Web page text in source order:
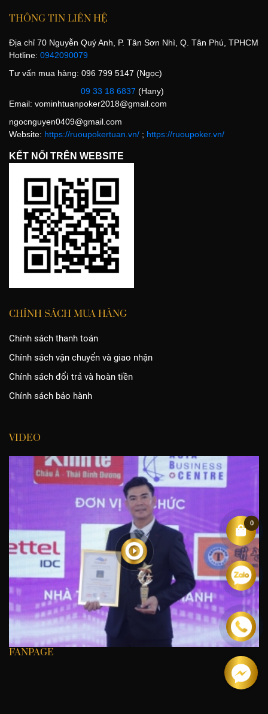
THÔNG TIN LIÊN HỆ
Địa chỉ 70 Nguyễn Quý Anh, P. Tân Sơn Nhì, Q. Tân Phú, TPHCM
Hotline: 0942090079
Tư vấn mua hàng: 096 799 5147 (Ngọc)
09 33 18 6837 (Hany)
Email: vominhtuanpoker2018@gmail.com
ngocnguyen0409@gmail.com
Website: https://ruoupokertuan.vn/ ; https://ruoupoker.vn/
KẾT NỐI TRÊN WEBSITE
CHÍNH SÁCH MUA HÀNG
Chính sách thanh toán
Chính sách vận chuyển và giao nhận
Chính sách đổi trả và hoàn tiền
Chính sách bảo hành
VIDEO
FANPAGE
0